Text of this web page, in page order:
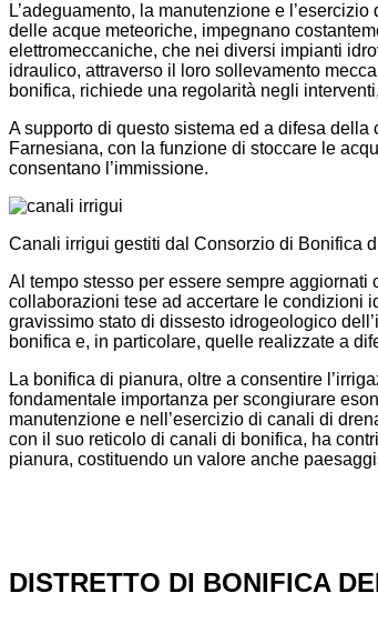
L’adeguamento, la manutenzione e
delle acque meteoriche, impegnano
elettromeccaniche, che nei diversi impianti
idraulico, attraverso il loro sollevamento
bonifica, richiede una regolarità negli
A supporto di questo sistema ed a difesa
Farnesiana, con la funzione di stoccare le
consentano l’immissione.
Canali irrigui gestiti dal Consorzio di Bonifica
Al tempo stesso per essere sempre
collaborazioni tese ad accertare le condizioni
gravissimo stato di dissesto idrogeologico
bonifica e, in particolare, quelle realizzate a
La bonifica di pianura, oltre a consentire
fondamentale importanza per scongiurare
manutenzione e nell’esercizio di canali di
con il suo reticolo di canali di bonifica, ha
pianura, costituendo un valore anche
DISTRETTO DI BONIFICA